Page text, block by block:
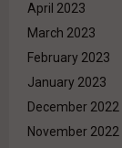
April 2023
March 2023
February 2023
January 2023
December 2022
November 2022